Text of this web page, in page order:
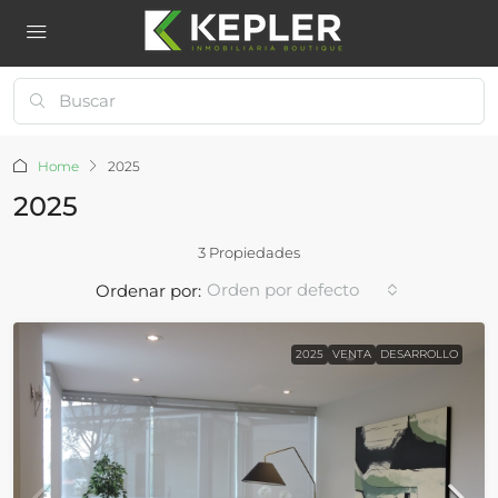
Home 2025
2025
3 Propiedades
Ordenar por: Orden por defecto
2025 VENTA DESARROLLO